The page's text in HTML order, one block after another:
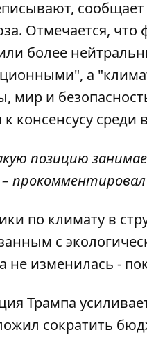
сообщает
Отмечается,
более
а
и
консенсусу
позицию
прокомментировал
по климату в
с
не изменилась -
Трампа
сократить